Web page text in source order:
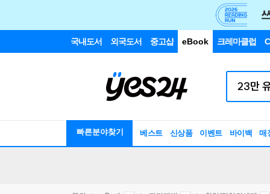
국내도서 외국도서 중고샵 eBook 크레마클럽
빠른분야찾기 베스트 신상품 이벤트 바이백 매